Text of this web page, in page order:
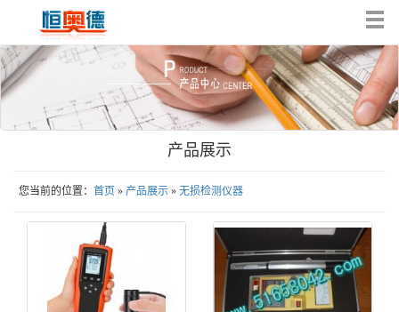
产品展示
您当前的位置： 首页 » 产品展示 » 无损检测仪器